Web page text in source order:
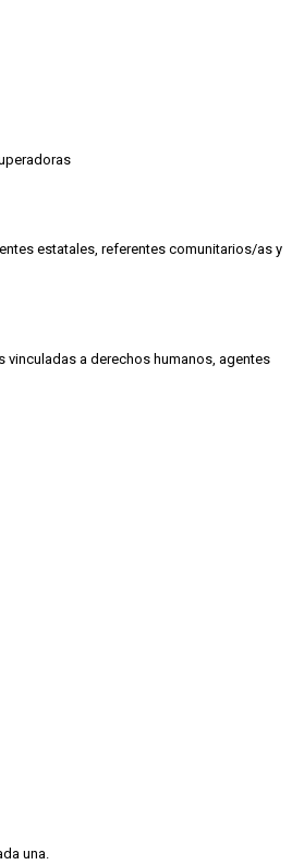
estatales, referentes comunitarios/as y
a derechos humanos, agentes
una.